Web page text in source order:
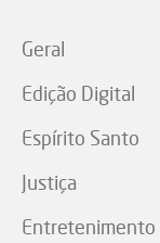
Geral
Edição Digital
Espírito Santo
Justiça
Entretenimento